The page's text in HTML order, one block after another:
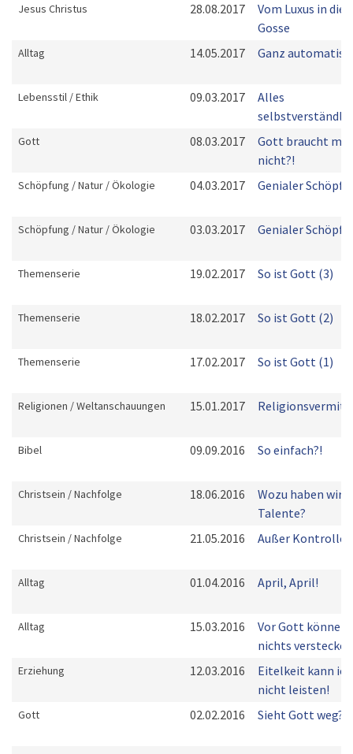
Jesus Christus 28.08.2017
Vom Luxus in die
Gosse
Alltag 14.05.2017 Ganz
Lebensstil / Ethik 09.03.2017
Alles
Gott 08.03.2017
Gott braucht
nicht?!
Schöpfung / Natur / Ökologie 04.03.2017 Genialer
Schöpfung / Natur / Ökologie 03.03.2017 Genialer
Themenserie 19.02.2017 So ist Gott (3)
Themenserie 18.02.2017 So ist Gott (2)
Themenserie 17.02.2017 So ist Gott (1)
Religionen / Weltanschauungen 15.01.2017
Bibel 09.09.2016 So einfach?!
Christsein / Nachfolge 18.06.2016
Wozu haben wir
Talente?
Christsein / Nachfolge 21.05.2016 Außer Kontrolle?
Alltag 01.04.2016 April, April!
Alltag 15.03.2016
Vor Gott können
nichts
Erziehung 12.03.2016
Eitelkeit kann
nicht leisten!
Gott 02.02.2016 Sieht Gott weg?